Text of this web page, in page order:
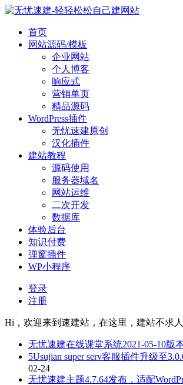
首页
网站源码/模板
企业网站
个人博客
响应式
营销单页
精品源码
WordPress插件
无忧速建原创
汉化插件
建站教程
源码使用
服务器域名
网站运维
二次开发
数据库
体验后台
知识付费
弹窗插件
WP小程序
登录
注册
Hi，欢迎来到速建站，在这里，建站不求
无忧速建在线课堂系统2021-05-10版
5Usujian super serv客服插件升级至
02-24
无忧速建主题4.7.64发布，适配